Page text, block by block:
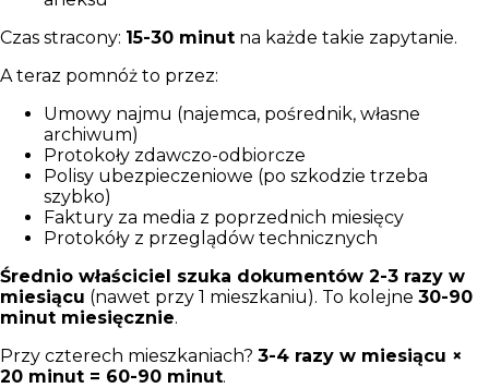
Czas stracony: 15-30 minut na każde takie zapytanie.
A teraz pomnóż to przez:
Umowy najmu (najemca, pośrednik, własne
archiwum)
Protokoły zdawczo-odbiorcze
Polisy ubezpieczeniowe (po szkodzie trzeba
szybko)
Faktury za media z poprzednich miesięcy
Protokóły z przeglądów technicznych
Średnio właściciel szuka dokumentów 2-3 razy w
miesiącu (nawet przy 1 mieszkaniu). To kolejne 30-90
minut miesięcznie.
Przy czterech mieszkaniach? 3-4 razy w miesiącu ×
20 minut = 60-90 minut.